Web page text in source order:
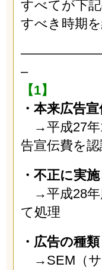
すべてが下
すべき時期
–
【1】
・本来広告
→平成27年
告宣伝費を
・不正に実
→平成28年
て処理
・広告の種類
→SEM（サ